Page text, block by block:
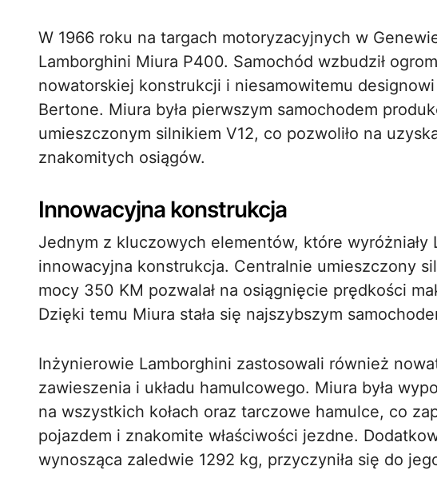
W 1966 roku na targach motoryzacyjnych w
Lamborghini Miura P400. Samochód wzbudził
nowatorskiej konstrukcji i niesamowitemu
Bertone. Miura była pierwszym samochodem
umieszczonym silnikiem V12, co pozwoliło na
znakomitych osiągów.
Innowacyjna konstrukcja
Jednym z kluczowych elementów, które wyróżniały
innowacyjna konstrukcja. Centralnie umieszczony
mocy 350 KM pozwalał na osiągnięcie prędkości
Dzięki temu Miura stała się najszybszym
Inżynierowie Lamborghini zastosowali również
zawieszenia i układu hamulcowego. Miura była
na wszystkich kołach oraz tarczowe hamulce, co
pojazdem i znakomite właściwości jezdne.
wynosząca zaledwie 1292 kg, przyczyniła się do